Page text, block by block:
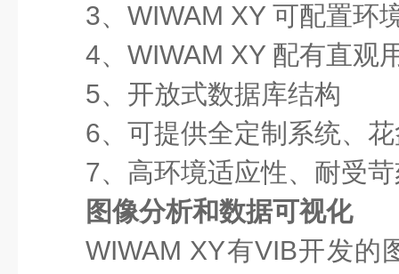
3、WIWAM XY 可配置环
4、WIWAM XY 配有直观
5、开放式数据库结构
6、可提供全定制系统、
7、高环境适应性、耐受
图像分析和数据可视化
WIWAM XY有VIB开发的